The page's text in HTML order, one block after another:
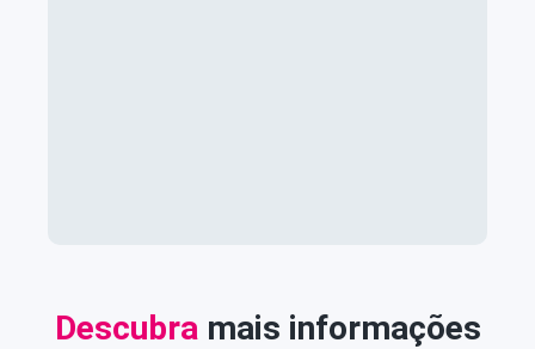
Descubra mais informações